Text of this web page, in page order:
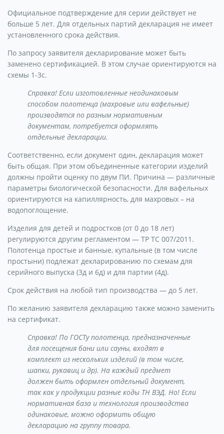
Официальное подтверждение для серии действует не
больше 5 лет. Для отдельных партий декларация не имеет
установленного срока действия.
По запросу заявителя декларирование может быть
заменено сертификацией. В этом случае ориентируются на
схемы 1-3с.
Справка! Если изготовленные неодинаковым
способом полотенца (махровые или вафельные)
производятся по разным нормативным
документам, потребуется оформлять
отдельные декларации.
Соответственно, если документ один, декларация может
быть общая. При этом объединенные категории изделий
должны пройти оценку по двум ПИ. Причина — различные
параметры биологической безопасности. Для вафельных
ориентируются на капиллярность, для махровых – на
водопоглощение.
Изделия для детей и подростков (от 0 до 18 лет)
регулируются другим регламентом — ТР ТС 007/2011.
Полотенца простые и банные, купальные (в том числе
простыни) подлежат декларированию по схемам для
серийного выпуска (3д и 6д) и для партии (4д).
Срок действия на любой тип производства — до 5 лет.
По желанию заявителя декларацию также можно заменить
на сертификат.
Справка! По ГОСТу полотенца, предназначенные
для посещения бани или сауны, входят в
комплект из нескольких изделий (в том числе,
шапки, рукавиц и др). На каждый предмет
должен быть оформлен отдельный документ,
так как у продукции разные коды ТН ВЭД. Но! Если
нормативная база и технология производства
одинаковые, можно оформить общую
декларацию на группу товара.